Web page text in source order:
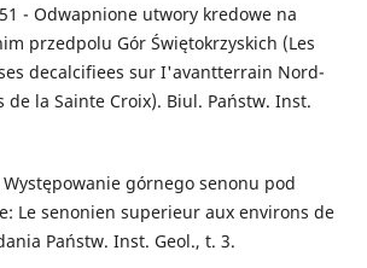
- Odwapnione utwory kredowe na
przedpolu Gór Świętokrzyskich (Les
decalcifiees sur I'avantterrain Nord-
de la Sainte Croix). Biul. Państw. Inst.
Występowanie górnego senonu pod
Le senonien superieur aux environs de
Państw. Inst. Geol., t. 3.